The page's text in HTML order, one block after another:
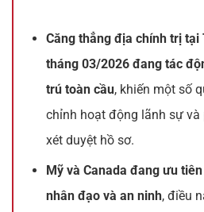
Căng thẳng địa chính trị
tháng 03/2026 đang tác
trú toàn cầu, khiến một số
chỉnh hoạt động lãnh sự
xét duyệt hồ sơ.
Mỹ và Canada đang ưu
nhân đạo và an ninh, điều